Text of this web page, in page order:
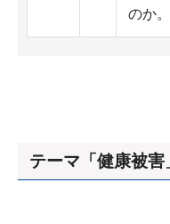
のか。
テーマ「健康被害